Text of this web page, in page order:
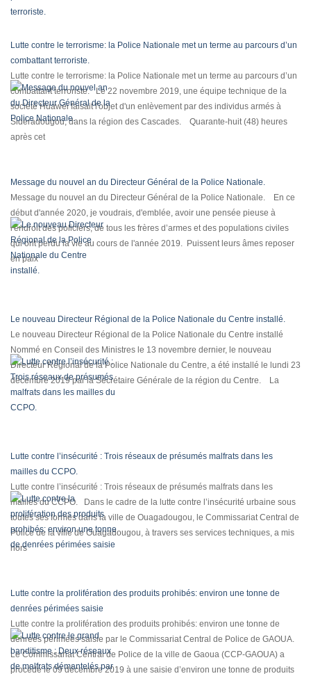
Lutte contre le terrorisme: la Police Nationale met un terme au parcours d’un
combattant terroriste.
Lutte contre le terrorisme: la Police Nationale met un terme au parcours d’un
combattant terroriste. Le 22 novembre 2019, une équipe technique de la
société Huawei faisait l'objet d'un enlèvement par des individus armés à
Sidéradougou, dans la région des Cascades. Quarante-huit (48) heures
après cet
Message du nouvel an du Directeur Général de la Police Nationale.
Message du nouvel an du Directeur Général de la Police Nationale. En ce
début d'année 2020, je voudrais, d'emblée, avoir une pensée pieuse à
l'endroit des policiers, de tous les frères d’armes et des populations civiles
qui ont perdu la vie au cours de l'année 2019. Puissent leurs âmes reposer
en paix
Le nouveau Directeur Régional de la Police Nationale du Centre installé.
Le nouveau Directeur Régional de la Police Nationale du Centre installé
Nommé en Conseil des Ministres le 13 novembre dernier, le nouveau
Directeur Régional de la Police Nationale du Centre, a été installé le lundi 23
décembre 2019 par la Secrétaire Générale de la région du Centre. La
Lutte contre l’insécurité : Trois réseaux de présumés malfrats dans les
mailles du CCPO.
Lutte contre l’insécurité : Trois réseaux de présumés malfrats dans les
mailles du CCPO. Dans le cadre de la lutte contre l’insécurité urbaine sous
toutes ses formes dans la ville de Ouagadougou, le Commissariat Central de
Police de la ville de Ouagadougou, à travers ses services techniques, a mis
hors
Lutte contre la prolifération des produits prohibés: environ une tonne de
denrées périmées saisie
Lutte contre la prolifération des produits prohibés: environ une tonne de
denrées périmées saisie par le Commissariat Central de Police de GAOUA.
Le Commissariat Central de Police de la ville de Gaoua (CCP-GAOUA) a
procédé le 09 décembre 2019 à une saisie d’environ une tonne de produits